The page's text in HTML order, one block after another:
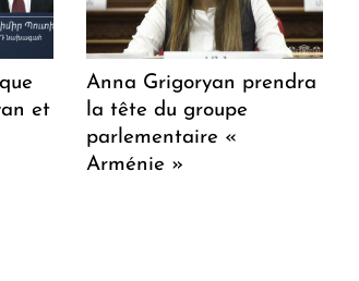
et
Anna Grigoryan prendra
la tête du groupe
parlementaire «
Arménie »